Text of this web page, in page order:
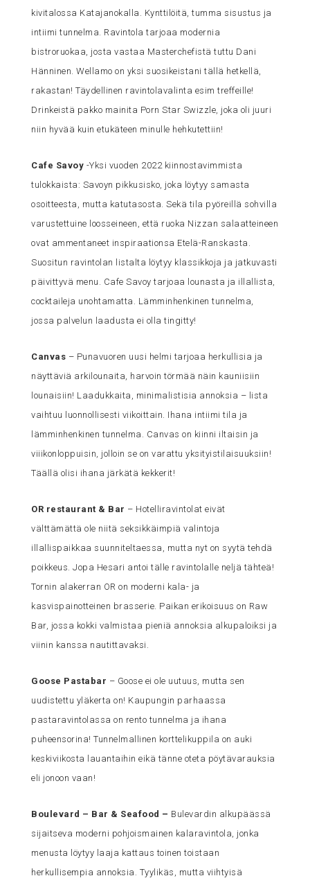
kivitalossa Katajanokalla. Kynttilöitä, tumma sisustus ja
intiimi tunnelma. Ravintola tarjoaa modernia
bistroruokaa, josta vastaa Masterchefistä tuttu Dani
Hänninen. Wellamo on yksi suosikeistani tällä hetkellä,
rakastan! Täydellinen ravintolavalinta esim treffeille!
Drinkeistä pakko mainita Porn Star Swizzle, joka oli juuri
niin hyvää kuin etukäteen minulle hehkutettiin!
Cafe Savoy -Yksi vuoden 2022 kiinnostavimmista
tulokkaista: Savoyn pikkusisko, joka löytyy samasta
osoitteesta, mutta katutasosta. Sekä tila pyöreillä sohvilla
varustettuine loosseineen, että ruoka Nizzan salaatteineen
ovat ammentaneet inspiraationsa Etelä-Ranskasta.
Suositun ravintolan listalta löytyy klassikkoja ja jatkuvasti
päivittyvä menu. Cafe Savoy tarjoaa lounasta ja illallista,
cocktaileja unohtamatta. Lämminhenkinen tunnelma,
jossa palvelun laadusta ei olla tingitty!
Canvas – Punavuoren uusi helmi tarjoaa herkullisia ja
näyttäviä arkilounaita, harvoin törmää näin kauniisiin
lounaisiin! Laadukkaita, minimalistisia annoksia – lista
vaihtuu luonnollisesti viikoittain. Ihana intiimi tila ja
lämminhenkinen tunnelma. Canvas on kiinni iltaisin ja
viiikonloppuisin, jolloin se on varattu yksityistilaisuuksiin!
Täällä olisi ihana järkätä kekkerit!
OR restaurant & Bar – Hotelliravintolat eivät
välttämättä ole niitä seksikkäimpiä valintoja
illallispaikkaa suunniteltaessa, mutta nyt on syytä tehdä
poikkeus. Jopa Hesari antoi tälle ravintolalle neljä tähteä!
Tornin alakerran OR on moderni kala- ja
kasvispainotteinen brasserie. Paikan erikoisuus on Raw
Bar, jossa kokki valmistaa pieniä annoksia alkupaloiksi ja
viinin kanssa nautittavaksi.
Goose Pastabar – Goose ei ole uutuus, mutta sen
uudistettu yläkerta on! Kaupungin parhaassa
pastaravintolassa on rento tunnelma ja ihana
puheensorina! Tunnelmallinen korttelikuppila on auki
keskiviikosta lauantaihin eikä tänne oteta pöytävarauksia
eli jonoon vaan!
Boulevard – Bar & Seafood – Bulevardin alkupäässä
sijaitseva moderni pohjoismainen kalaravintola, jonka
menusta löytyy laaja kattaus toinen toistaan
herkullisempia annoksia. Tyylikäs, mutta viihtyisä